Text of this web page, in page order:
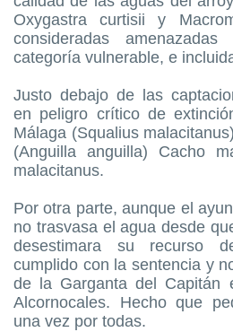
Oxygastra curtisii y
consideradas
categoría vulnerable, e
Justo debajo de las
en peligro crítico de
Málaga (Squalius
(Anguilla anguilla) Cacho
malacitanus.
Por otra parte, aunque el
no trasvasa el agua desde
desestimara su recurso
cumplido con la sentencia y
de la Garganta del Capitán
Alcornocales. Hecho que
una vez por todas.